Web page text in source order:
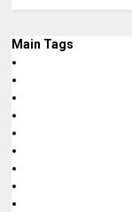
Main Tags